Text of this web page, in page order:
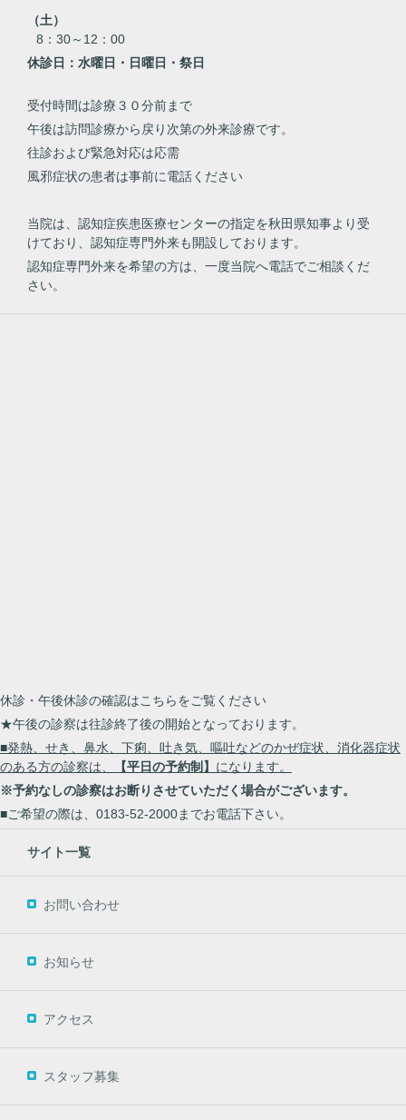
（土）
8：30～12：00
休診日：水曜日・日曜日・祭日
受付時間は診療３０分前まで
午後は訪問診療から戻り次第の外来診療です。
往診および緊急対応は応需
風邪症状の患者は事前に電話ください
当院は、認知症疾患医療センターの指定を秋田県知事より受
けており、認知症専門外来も開設しております。
​認知症専門外来を希望の方は、一度当院へ電話でご相談くだ
さい。
休診・午後休診の確認はこちらをご覧ください
★午後の診察は往診終了後の開始となっております。
■発熱、せき、鼻水、下痢、吐き気、嘔吐などのかぜ症状、消化器症状
のある方の診察は、
【平日の予約制】 になります。
※予約なしの診察はお断りさせていただく場合がございます。
■ご希望の際は、0183-52-2000までお電話下さい。
サイト一覧
お問い合わせ
お知らせ
アクセス
スタッフ募集